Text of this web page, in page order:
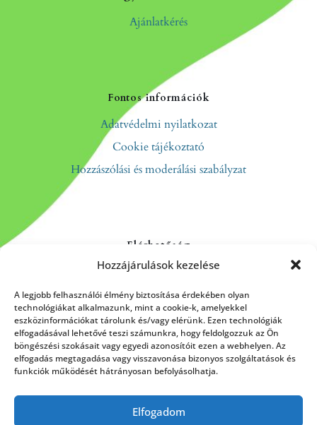
Hozzájárulások kezelése
A legjobb felhasználói élmény biztosítása érdekében olyan
technológiákat alkalmazunk, mint a cookie-k, amelyekkel
eszközinformációkat tárolunk és/vagy elérünk. Ezen technológiák
elfogadásával lehetővé teszi számunkra, hogy feldolgozzuk az Ön
böngészési szokásait vagy egyedi azonosítóit ezen a webhelyen. Az
elfogadás megtagadása vagy visszavonása bizonyos szolgáltatások és
funkciók működését hátrányosan befolyásolhatja.
Elfogadom
Ajánlatkérés
Fontos információk
Adatvédelmi nyilatkozat
Cookie tájékoztató
Hozzászólási és moderálási szabályzat
Elérhetőség
Kapcsolat
Rólunk
HÍRLEVÉL FELIRATKOZÁS